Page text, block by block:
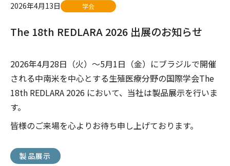
2026年4月13日 学会
The 18th REDLARA 2026 出展のお知らせ
2026年4月28日（火）～5月1日（金）にブラジルで開催
される中南米を中心とする生殖医療分野の国際学会The
18th REDLARA 2026 において、当社は製品展示を行いま
す。
皆様のご来場を心よりお待ち申し上げております。
製品展示